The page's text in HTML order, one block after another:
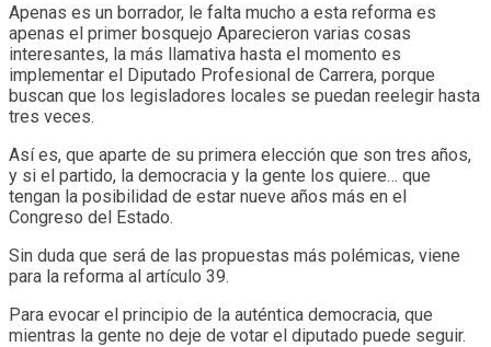
Apenas es un borrador, le falta mucho a esta reforma es
apenas el primer bosquejo Aparecieron varias cosas
interesantes, la más llamativa hasta el momento es
implementar el Diputado Profesional de Carrera, porque
buscan que los legisladores locales se puedan reelegir hasta
tres veces.
Así es, que aparte de su primera elección que son tres años,
y si el partido, la democracia y la gente los quiere… que
tengan la posibilidad de estar nueve años más en el
Congreso del Estado.
Sin duda que será de las propuestas más polémicas, viene
para la reforma al artículo 39.
Para evocar el principio de la auténtica democracia, que
mientras la gente no deje de votar el diputado puede seguir.